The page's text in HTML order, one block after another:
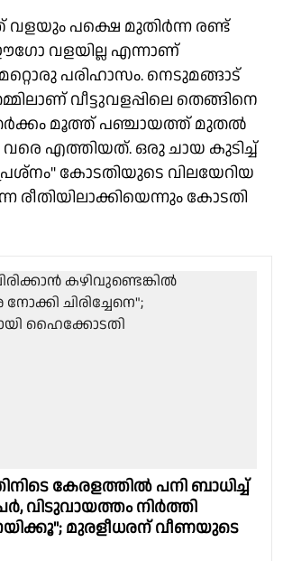
വളയും പക്ഷെ മുതിർന്ന രണ്ട്
വളയില്ല എന്നാണ്
പരിഹാസം. നെടുമങ്ങാട്
വീട്ടുവളപ്പിലെ തെങ്ങിനെ
മൂത്ത് പഞ്ചായത്ത് മുതൽ
എത്തിയത്. ഒരു ചായ കുടിച്ച്
കോടതിയുടെ വിലയേറിയ
കോടതി
കേരളത്തിൽ പനി ബാധിച്ച്
വിടുവായത്തം നിർത്തി
മുരളീധരന് വീണയുടെ